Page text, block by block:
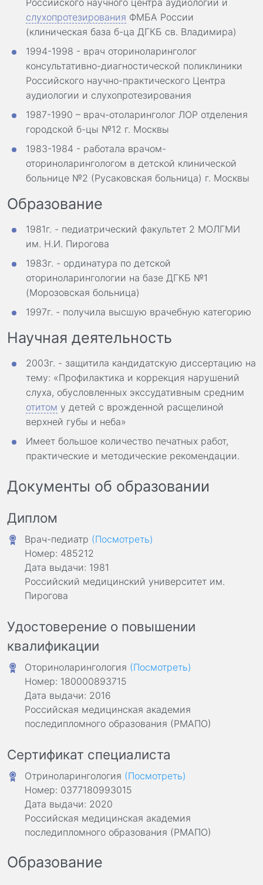
слухопротезирования ФМБА России
(клиническая база б-ца ДГКБ св. Владимира)
1994-1998 - врач оториноларинголог
консультативно-диагностической поликлиники
Российского научно-практического Центра
аудиологии и слухопротезирования
1987-1990 – врач-отоларинголог ЛОР отделения
городской б-цы №12 г. Москвы
1983-1984 - работала врачом-
оториноларингологом в детской клинической
больнице №2 (Русаковская больница) г. Москвы
Образование
1981г. - педиатрический факультет 2 МОЛГМИ
им. Н.И. Пирогова
1983г. - ординатура по детской
оториноларингологии на базе ДГКБ №1
(Морозовская больница)
1997г. - получила высшую врачебную категорию
Научная деятельность
2003г. - защитила кандидатскую диссертацию на
тему: «Профилактика и коррекция нарушений
слуха, обусловленных экссудативным средним
отитом у детей с врожденной расщелиной
верхней губы и неба»
Имеет большое количество печатных работ,
практические и методические рекомендации.
Документы об образовании
Диплом
Врач-педиатр (Посмотреть)
Номер: 485212
Дата выдачи: 1981
Российский медицинский университет им.
Пирогова
Удостоверение о повышении
квалификации
Оториноларингология (Посмотреть)
Номер: 180000893715
Дата выдачи: 2016
Российская медицинская академия
последипломного образования (РМАПО)
Сертификат специалиста
Отриноларингология (Посмотреть)
Номер: 0377180993015
Дата выдачи: 2020
Российская медицинская академия
последипломного образования (РМАПО)
Образование